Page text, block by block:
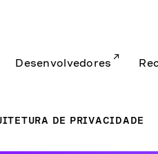
Desenvolvedores
DE PRIVACIDADE